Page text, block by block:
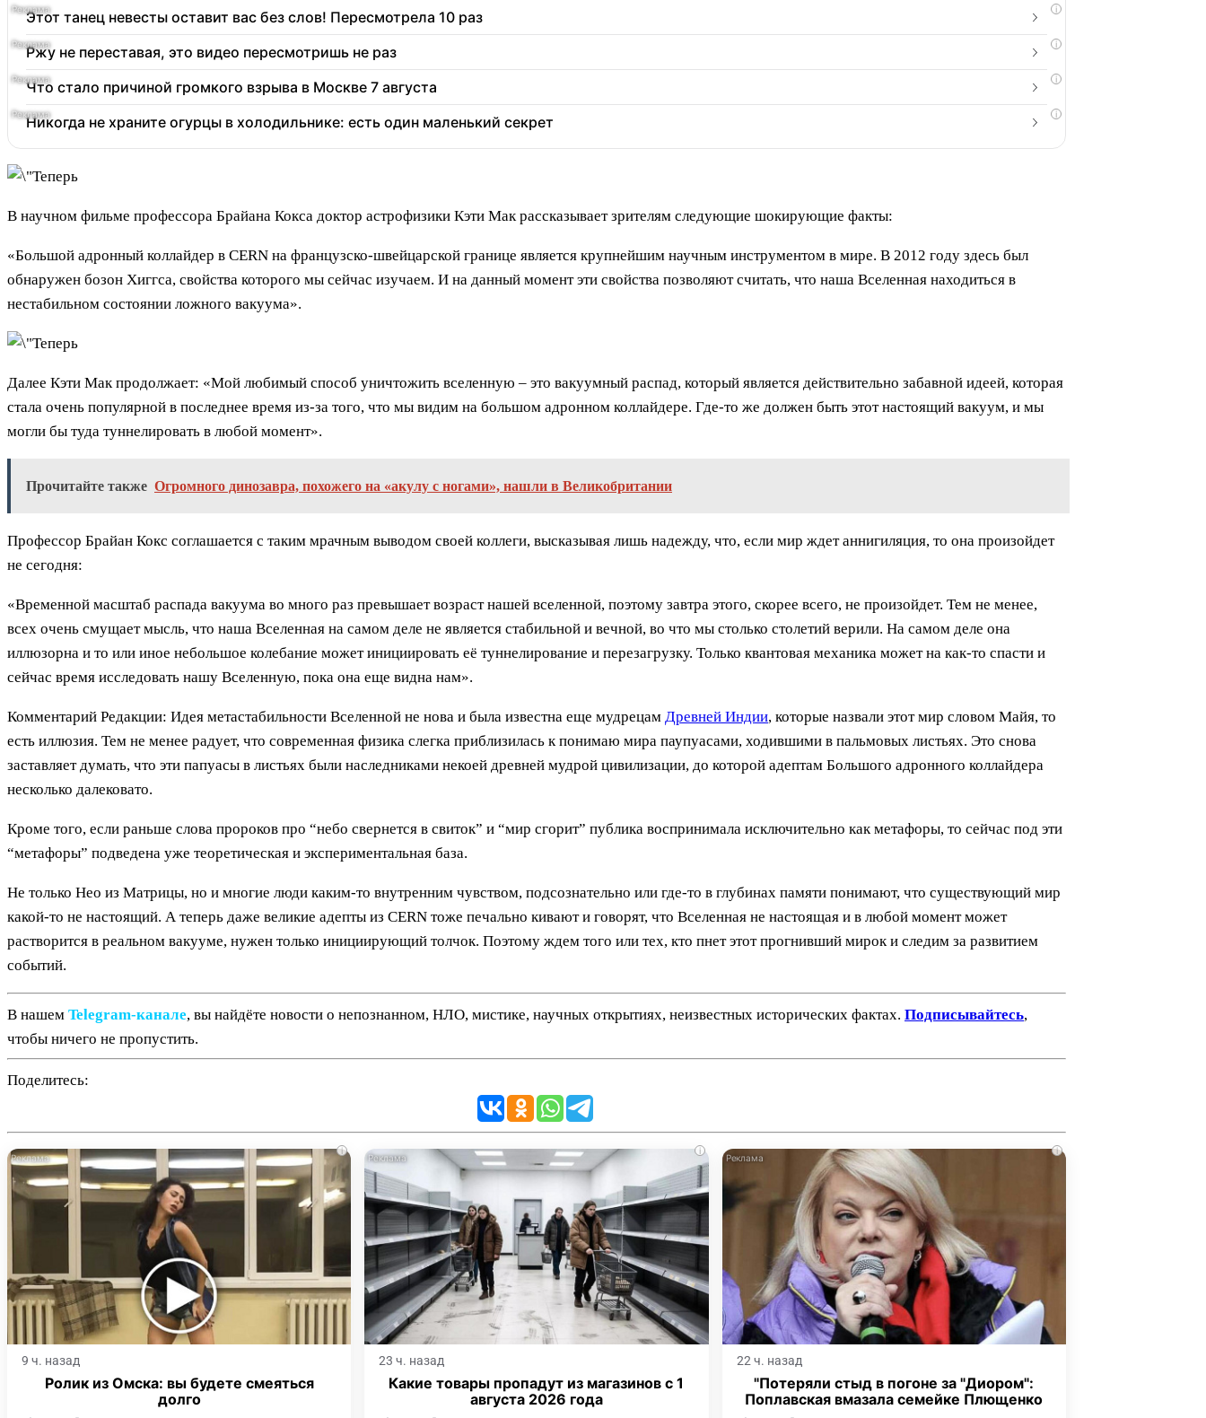
i
Этот танец невесты оставит вас без слов! Пересмотрела 10 раз
i
Ржу не переставая, это видео пересмотришь не раз
i
Что стало причиной громкого взрыва в Москве 7 августа
i
Никогда не храните огурцы в холодильнике: есть один маленький секрет
В научном фильме профессора Брайана Кокса доктор астрофизики Кэти Мак рассказывает зрителям следующие шокирующие факты:
«Большой адронный коллайдер в CERN на французско-швейцарской границе является крупнейшим научным инструментом в мире. В 2012 году здесь был
обнаружен бозон Хиггса, свойства которого мы сейчас изучаем. И на данный момент эти свойства позволяют считать, что наша Вселенная находиться в
нестабильном состоянии ложного вакуума».
Далее Кэти Мак продолжает: «Мой любимый способ уничтожить вселенную – это вакуумный распад, который является действительно забавной идеей, которая
стала очень популярной в последнее время из-за того, что мы видим на большом адронном коллайдере. Где-то же должен быть этот настоящий вакуум, и мы
могли бы туда туннелировать в любой момент».
Прочитайте также Огромного динозавра, похожего на «акулу с ногами», нашли в Великобритании
Профессор Брайан Кокс соглашается с таким мрачным выводом своей коллеги, высказывая лишь надежду, что, если мир ждет аннигиляция, то она произойдет
не сегодня:
«Временной масштаб распада вакуума во много раз превышает возраст нашей вселенной, поэтому завтра этого, скорее всего, не произойдет. Тем не менее,
всех очень смущает мысль, что наша Вселенная на самом деле не является стабильной и вечной, во что мы столько столетий верили. На самом деле она
иллюзорна и то или иное небольшое колебание может инициировать её туннелирование и перезагрузку. Только квантовая механика может на как-то спасти и
сейчас время исследовать нашу Вселенную, пока она еще видна нам».
Комментарий Редакции: Идея метастабильности Вселенной не нова и была известна еще мудрецам Древней Индии, которые назвали этот мир словом Майя, то
есть иллюзия. Тем не менее радует, что современная физика слегка приблизилась к понимаю мира паупуасами, ходившими в пальмовых листьях. Это снова
заставляет думать, что эти папуасы в листьях были наследниками некоей древней мудрой цивилизации, до которой адептам Большого адронного коллайдера
несколько далековато.
Кроме того, если раньше слова пророков про “небо свернется в свиток” и “мир сгорит” публика воспринимала исключительно как метафоры, то сейчас под эти
“метафоры” подведена уже теоретическая и экспериментальная база.
Не только Нео из Матрицы, но и многие люди каким-то внутренним чувством, подсознательно или где-то в глубинах памяти понимают, что существующий мир
какой-то не настоящий. А теперь даже великие адепты из CERN тоже печально кивают и говорят, что Вселенная не настоящая и в любой момент может
растворится в реальном вакууме, нужен только инициирующий толчок. Поэтому ждем того или тех, кто пнет этот прогнивший мирок и следим за развитием
событий.
В нашем Telegram‑канале, вы найдёте новости о непознанном, НЛО, мистике, научных открытиях, неизвестных исторических фактах. Подписывайтесь,
чтобы ничего не пропустить.
Поделитесь:
i
9 ч. назад
Ролик из Омска: вы будете смеяться
долго
i
23 ч. назад
Какие товары пропадут из магазинов с 1
августа 2026 года
i
22 ч. назад
"Потеряли стыд в погоне за "Диором":
Поплавская вмазала семейке Плющенко